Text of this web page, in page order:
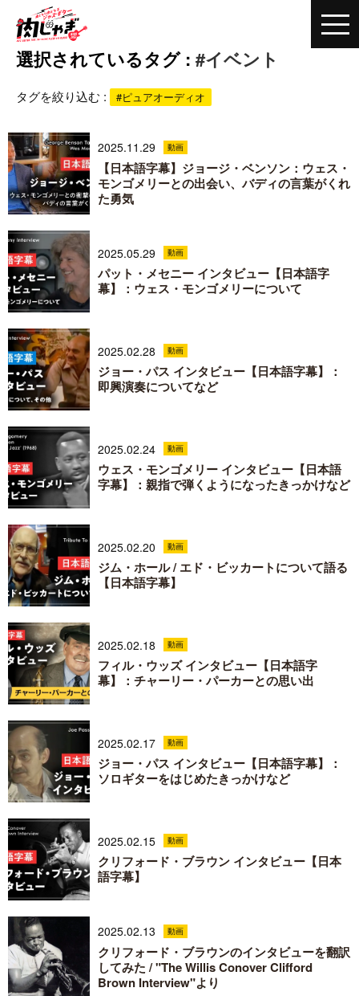
選択されているタグ : #イベント
タグを絞り込む : #ピュアオーディオ
2025.11.29 動画
【日本語字幕】ジョージ・ベンソン：ウェス・
モンゴメリーとの出会い、バディの言葉がくれ
た勇気
2025.05.29 動画
パット・メセニー インタビュー【日本語字
幕】：ウェス・モンゴメリーについて
2025.02.28 動画
ジョー・パス インタビュー【日本語字幕】：
即興演奏についてなど
2025.02.24 動画
ウェス・モンゴメリー インタビュー【日本語
字幕】：親指で弾くようになったきっかけなど
2025.02.20 動画
ジム・ホール / エド・ビッカートについて語る
【日本語字幕】
2025.02.18 動画
フィル・ウッズ インタビュー【日本語字
幕】：チャーリー・パーカーとの思い出
2025.02.17 動画
ジョー・パス インタビュー【日本語字幕】：
ソロギターをはじめたきっかけなど
2025.02.15 動画
クリフォード・ブラウン インタビュー【日本
語字幕】
2025.02.13 動画
クリフォード・ブラウンのインタビューを翻訳
してみた / "The Willis Conover Clifford
Brown Interview"より